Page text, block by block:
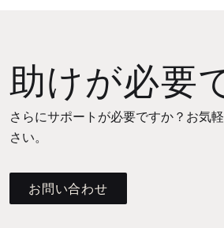
助けが必要
さらにサポートが必要ですか？お気
さい。
お問い合わせ